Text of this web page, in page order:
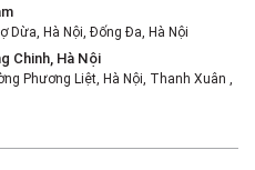
Dừa, Hà Nội, Đống Đa, Hà Nội
Chinh, Hà Nội
Phương Liệt, Hà Nội, Thanh Xuân ,
Nhiêu Lộc, TPHCM, Quận 3, Hồ Chí